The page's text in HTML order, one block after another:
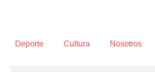
Deporte Cultura Nosotros